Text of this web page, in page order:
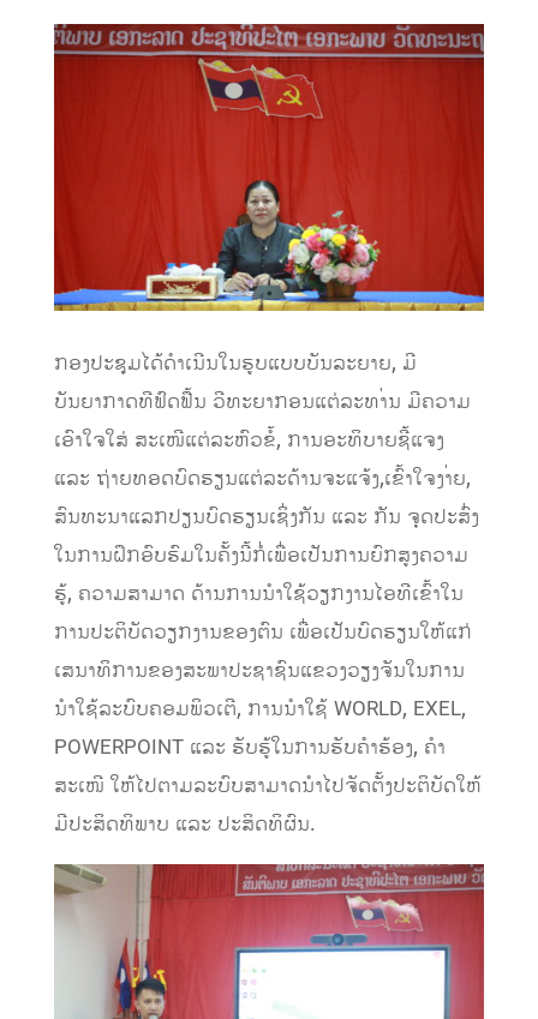
ກອງປະຊຸມໄດ້ດໍາເນີນໃນຮູບແບບບັນລະຍາຍ, ມີ
ບັນຍາກາດທີຟົດຟື້ນ ວີທະຍາກອນແຕ່ລະທາ່ນ ມີຄວາມ
ເອົາໃຈໃສ່ ສະເໜີແຕ່ລະຫົວຂໍ້, ການອະທິບາຍຊີ້ແຈງ
ແລະ ຖ່າຍທອດບົດຮຽນແຕ່ລະດ້ານຈະແຈ້ງ,ເຂົ້າໃຈງາ່ຍ,
ສົນທະນາແລກປຽນບົດຮຽນເຊິ່ງກັນ ແລະ ກັນ ຈຸດປະສົ່ງ
ໃນການຝຶກອົບຮົມໃນຄັ້ງນີ້ກໍ່ເພື່ອເປັນການຍົກສູງຄວາມ
ຮູ້, ຄວາມສາມາດ ດ້ານການນໍາໃຊ້ວຽກງານໄອທີເຂົ້າໃນ
ການປະຕິບັດວຽກງານຂອງຕົນ ເພື່ອເປັນບົດຮຽນໃຫ້ແກ່
ເສນາທິການຂອງສະພາປະຊາຊົນແຂວງວຽງຈັນໃນການ
ນໍາໃຊ້ລະບົບຄອມພິວເຕີ, ການນໍາໃຊ້ WORLD, EXEL,
POWERPOINT ແລະ ຮັບຮູ້ໃນການຮັບຄໍາຮ້ອງ, ຄໍາ
ສະເໜີ ໃຫ້ໄປຕາມລະບົບສາມາດນໍາໄປຈັດຕັ້ງປະຕິບັດໃຫ້
ມີປະສິດທິພາບ ແລະ ປະສິດທິຜົນ.